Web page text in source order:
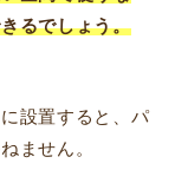
るでしょう。
設置すると、パ
ません。